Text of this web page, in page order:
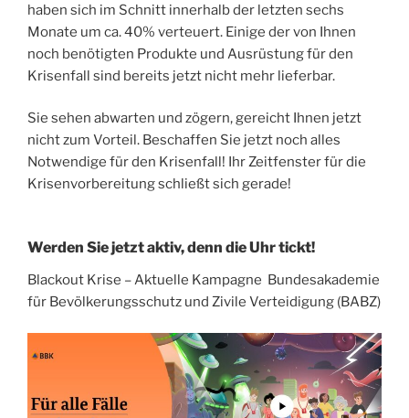
haben sich im Schnitt innerhalb der letzten sechs
Monate um ca. 40% verteuert. Einige der von Ihnen
noch benötigten Produkte und Ausrüstung für den
Krisenfall sind bereits jetzt nicht mehr lieferbar.
Sie sehen abwarten und zögern, gereicht Ihnen jetzt
nicht zum Vorteil. Beschaffen Sie jetzt noch alles
Notwendige für den Krisenfall! Ihr Zeitfenster für die
Krisenvorbereitung schließt sich gerade!
Werden Sie jetzt aktiv, denn die Uhr tickt!
Blackout Krise – Aktuelle Kampagne Bundesakademie
für Bevölkerungsschutz und Zivile Verteidigung (BABZ)